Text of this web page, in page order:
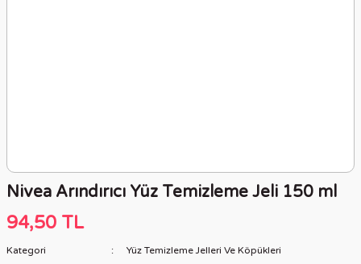
Nivea Arındırıcı Yüz Temizleme Jeli 150 ml
94,50 TL
Kategori
Yüz Temizleme Jelleri Ve Köpükleri